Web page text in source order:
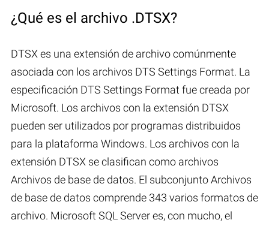
¿Qué es el archivo .DTSX?
DTSX es una extensión de archivo comúnmente
asociada con los archivos DTS Settings Format. La
especificación DTS Settings Format fue creada por
Microsoft. Los archivos con la extensión DTSX
pueden ser utilizados por programas distribuidos
para la plataforma Windows. Los archivos con la
extensión DTSX se clasifican como archivos
Archivos de base de datos. El subconjunto Archivos
de base de datos comprende 343 varios formatos de
archivo. Microsoft SQL Server es, con mucho, el